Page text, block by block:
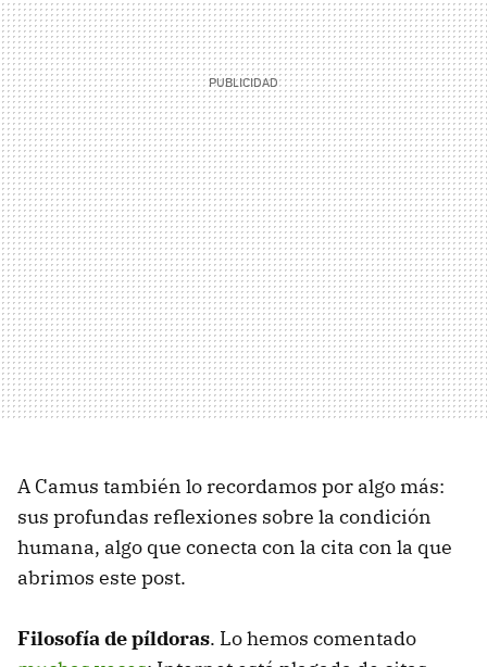
A Camus también lo recordamos por algo más:
sus profundas reflexiones sobre la condición
humana, algo que conecta con la cita con la que
abrimos este post.
Filosofía de píldoras. Lo hemos comentado